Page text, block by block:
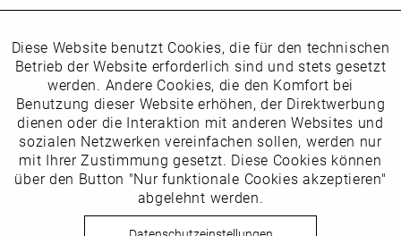
Folgen Sie uns auf Instagram
horsch_schuhe
Newsletter
Datenschutzbestimmungenhabe ich zur Kenntnis
Funktionale Aktiv
Marketing Inaktiv
Tracking Inaktiv
Inaktiv
Diese Website benutzt Cookies, die für den technischen
Betrieb der Website erforderlich sind und stets gesetzt
werden. Andere Cookies, die den Komfort bei
Benutzung dieser Website erhöhen, der Direktwerbung
dienen oder die Interaktion mit anderen Websites und
sozialen Netzwerken vereinfachen sollen, werden nur
mit Ihrer Zustimmung gesetzt. Diese Cookies können
über den Button "Nur funktionale Cookies akzeptieren"
abgelehnt werden.